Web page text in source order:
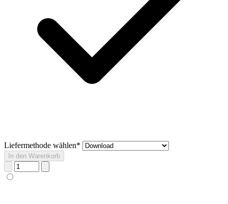
Liefermethode wählen*
In den Warenkorb